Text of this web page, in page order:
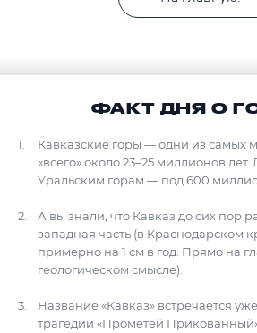
ФАКТ ДНЯ О
Кавказские горы — одни из самых
«всего» около 23–25 миллионов
Уральским горам — под 600
А вы знали, что Кавказ до сих пор
западная часть (в Краснодарском
примерно на 1 см в год. Прямо на
геологическом смысле).
Название «Кавказ» встречается
трагедии «Прометей